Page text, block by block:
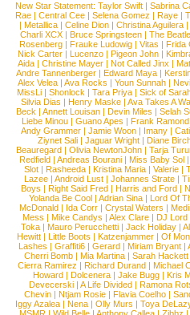
New Star Statement: Taylor Swift | Sabrina
Rae |Central Cee |Selena Gomez |Raye |
| Metallica | Celine Dion | Christina Aguilera |
Charli XCX |Bruce Springsteen |The
Rosenberg | Frauke Ludowig | Vitas | Frida
Nick Carter | Lucenzo | Pigeon John |
Aida |Christine Mayer |Not Called Jinx |
Andre Tannenberger | Edward Maya |
Alex Velea | Ava Rocks | Youn Sunnah |
MissLi | Shonlock | Tara Priya | Sick of
Silvia Dias |Henry Maske |Ava Takes A
Beck |Annett Louisan |Devin Miles |Selah
Liebe Minou |Guano Apes |Frank Ramond
Andy Grammer |Jamie Woon | Imany |
Ziynet Sali |Jaguar Wright |Diane
Beauregard |Olivia NewtonJohn |Tarja
Redfield | Andreas Bourani | Miss Baby Sol
Slot | Rasheeda | Kristina Maria | Valerie |
Lazee | Android Lust | Johannes Strate |
Boys | Right Said Fred | Harris and Ford |
Yolanda Be Cool |Adrian Sina |Lord Of
McDonald | Ida Corr |Crystal Waters |
Mess | Mike Candys | Alex Clare | DJ Lord
Toka | Mauro Perucchetti | Jack Holiday |
Hewitt |Little Boots |Katzenjammer |Of
Lashes |Graffiti6 |Gerard |Miriam Bryant |
Cherri Bomb | Mia Martina | Sarah Hackett
Cierra Ramirez | Richard Durand | Michael
Howard |Dolcenera |Jake Bugg |Kris
Devecerski |A Life Divided |Ramona
Chevin |Ntjam Rosie |Flavia Coelho |
Iggy Azalea | Nena | Olly Murs | Toya